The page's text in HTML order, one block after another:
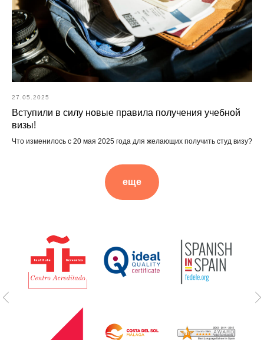
27.05.2025
Вступили в силу новые правила получения учебной
визы!
Что изменилось с 20 мая 2025 года для желающих получить студ визу?
еще